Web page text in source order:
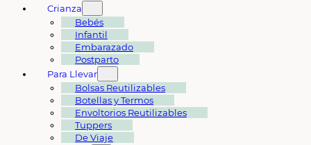
Crianza
Bebés
Infantil
Embarazado
Postparto
Para Llevar
Bolsas Reutilizables
Botellas y Termos
Envoltorios Reutilizables
Tuppers
De Viaje